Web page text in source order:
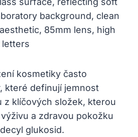
kosmetiky často
které definují jemnost
z klíčových složek, kterou
a zdravou pokožku
glukosid.